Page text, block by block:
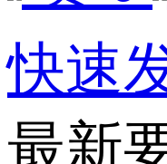
快速
最新